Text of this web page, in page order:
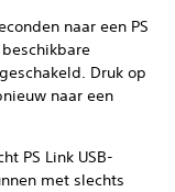
naar een PS
Druk op
naar een
PS Link USB-
met slechts